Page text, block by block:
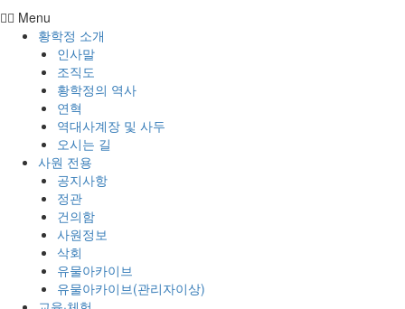
Menu
황학정 소개
인사말
조직도
황학정의 역사
연혁
역대사계장 및 사두
오시는 길
사원 전용
공지사항
정관
건의함
사원정보
삭회
유물아카이브
유물아카이브(관리자이상)